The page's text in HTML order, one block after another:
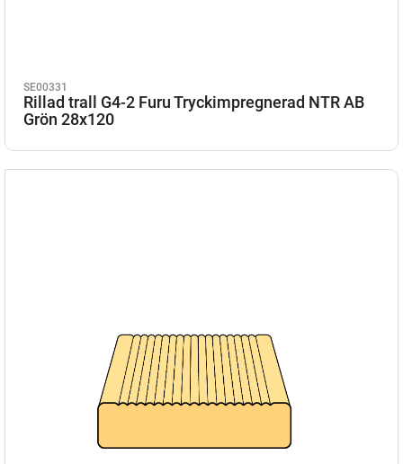
SE00331
Rillad trall G4-2 Furu Tryckimpregnerad NTR AB
Grön 28x120